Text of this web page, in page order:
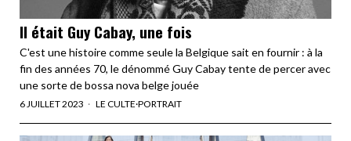
Il était Guy Cabay, une fois
C'est une histoire comme seule la Belgique sait en fournir : à la
fin des années 70, le dénommé Guy Cabay tente de percer avec
une sorte de bossa nova belge jouée
6 JUILLET 2023 LE CULTE·PORTRAIT